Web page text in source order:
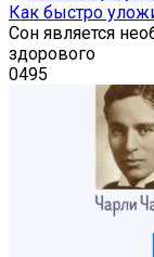
Как быстро
Сон является
здорового
0495